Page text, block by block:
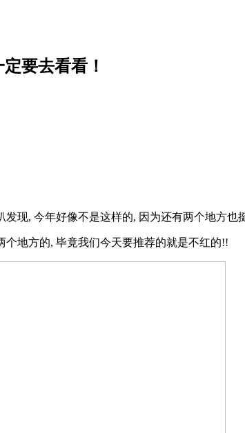
要去看看！
现, 今年好像不是这样的, 因为还有两个地方也
地方的, 毕竟我们今天要推荐的就是不红的!!